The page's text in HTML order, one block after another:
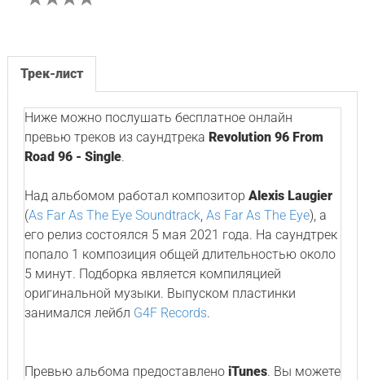
Трек-лист
Ниже можно послушать бесплатное онлайн
превью треков из саундтрека Revolution 96 From
Road 96 - Single.
Над альбомом работал композитор Alexis Laugier
(As Far As The Eye Soundtrack, As Far As The Eye), а
его релиз состоялся 5 мая 2021 года. На саундтрек
попало 1 композиция общей длительностью около
5 минут. Подборка является компиляцией
оригинальной музыки. Выпуском пластинки
занимался лейбл G4F Records.
Превью альбома предоставлено iTunes. Вы можете